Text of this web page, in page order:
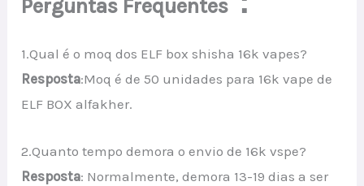
Perguntas Frequentes
1.Qual é o moq dos ELF box shisha 16k vapes?
Resposta:Moq é de 50 unidades para 16k vape de
ELF BOX alfakher.
2.Quanto tempo demora o envio de 16k vspe?
Resposta: Normalmente, demora 13-19 dias a ser